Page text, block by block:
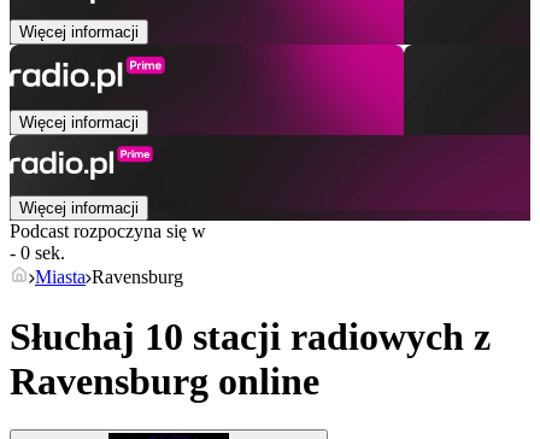
Więcej informacji
Więcej informacji
Więcej informacji
Podcast rozpoczyna się w
- 0 sek.
Miasta Ravensburg
Słuchaj 10 stacji radiowych z
Ravensburg online